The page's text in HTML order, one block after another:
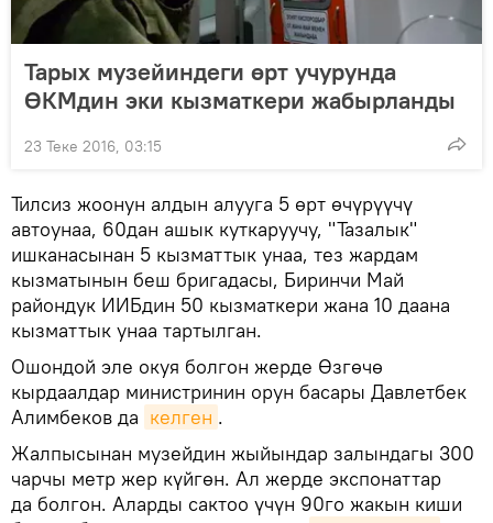
Тарых музейиндеги өрт учурунда
ӨКМдин эки кызматкери жабырланды
23 Теке 2016, 03:15
Тилсиз жоонун алдын алууга 5 өрт өчүрүүчү
автоунаа, 60дан ашык куткаруучу, "Тазалык"
ишканасынан 5 кызматтык унаа, тез жардам
кызматынын беш бригадасы, Биринчи Май
райондук ИИБдин 50 кызматкери жана 10 даана
кызматтык унаа тартылган.
Ошондой эле окуя болгон жерде Өзгөчө
кырдаалдар министринин орун басары Давлетбек
Алимбеков да келген .
Жалпысынан музейдин жыйындар залындагы 300
чарчы метр жер күйгөн. Ал жерде экспонаттар
да болгон. Аларды сактоо үчүн 90го жакын киши